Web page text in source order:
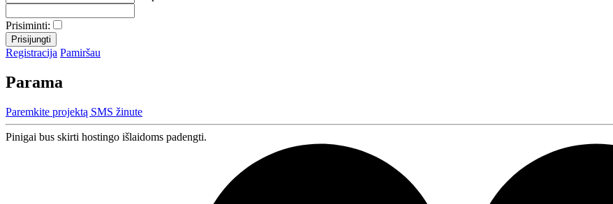
Prisiminti:
Registracija Pamiršau
Parama
Paremkite projektą SMS žinute
Pinigai bus skirti hostingo išlaidoms padengti.